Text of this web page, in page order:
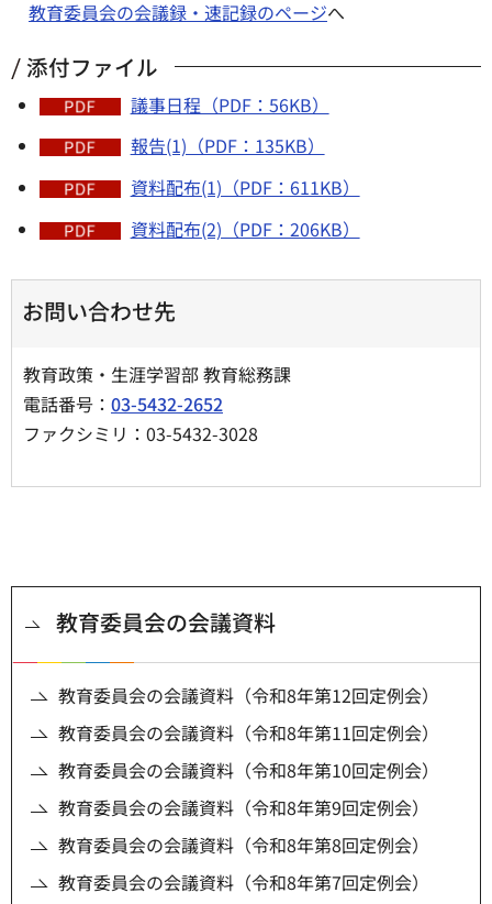
教育委員会の会議録・速記録のページへ
添付ファイル
議事日程（PDF：56KB）
報告(1)（PDF：135KB）
資料配布(1)（PDF：611KB）
資料配布(2)（PDF：206KB）
お問い合わせ先
教育政策・生涯学習部 教育総務課
電話番号： 03-5432-2652
ファクシミリ：03-5432-3028
教育委員会の会議資料
教育委員会の会議資料（令和8年第12回定例会）
教育委員会の会議資料（令和8年第11回定例会）
教育委員会の会議資料（令和8年第10回定例会）
教育委員会の会議資料（令和8年第9回定例会）
教育委員会の会議資料（令和8年第8回定例会）
教育委員会の会議資料（令和8年第7回定例会）